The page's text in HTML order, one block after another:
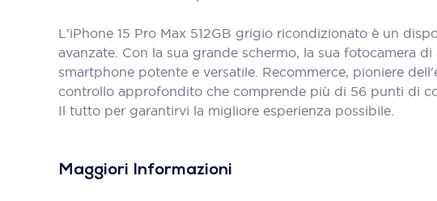
L'iPhone 15 Pro Max 512GB grigio ricondizionato è un
avanzate. Con la sua grande schermo, la sua fotocamera
smartphone potente e versatile. Recommerce, pioniere
controllo approfondito che comprende più di 56 punti di
Il tutto per garantirvi la migliore esperienza possibile.
Maggiori Informazioni